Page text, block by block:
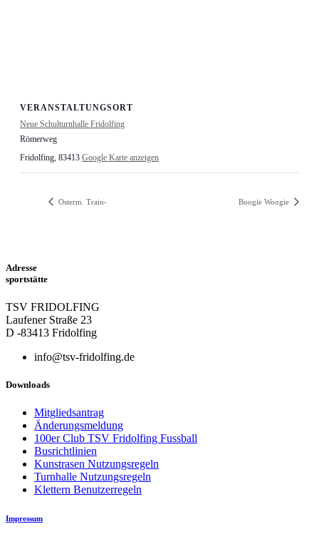
VERANSTALTUNGSORT
Neue Schulturnhalle Fridolfing
Römerweg
Fridolfing, 83413 Google Karte anzeigen
Osterm. Train- Boogie Woogie
Adresse
sportstätte
TSV FRIDOLFING
Laufener Straße 23
D -83413 Fridolfing
info@tsv-fridolfing.de
Downloads
Mitgliedsantrag
Änderungsmeldung
100er Club TSV Fridolfing Fussball
Busrichtlinien
Kunstrasen Nutzungsregeln
Turnhalle Nutzungsregeln
Klettern Benutzerregeln
Impressum